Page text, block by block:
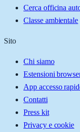
Cerca officina
Classe ambientale
Sito
Chi siamo
Estensioni
App accesso
Contatti
Press kit
Privacy e cookie